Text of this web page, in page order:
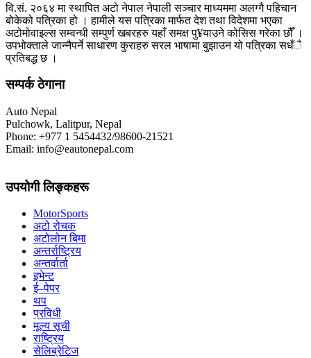
वि.सं. २०६४ मा स्थापित अटो नेपाल नेपाली सञ्चार माध्यममा अलग्गै पहिचान
बोकेको पत्रिका हो । हामीले यस पत्रिका मार्फत देश तथा विदेशमा भएका
अटोमोवाइल्स सम्वन्धी सम्पुर्ण खबरहरु यहाँ समक्ष पु¥याउने कोसिस गरेका छौँ ।
उपभोक्ताले जान्नैपर्ने साधारण कुराहरु सरल भाषामा बुझाउन यो पत्रिका सधँै
प्रतिबद्ध छ ।
सम्पर्क ठेगाना
Auto Nepal
Pulchowk, Lalitpur, Nepal
Phone: +977 1 5454432/98600-21521
Email: info@eautonepal.com
उपयोगी लिङ्कहरू
MotorSports
अटो रोचक
अटोलोन बिमा
अन्तर्राष्ट्रिय
अन्तर्वार्ता
इभेन्ट
ई–पेपर
थप
प्रविधी
मूल्य सूची
राष्ट्रिय
सेलिब्रेटिज